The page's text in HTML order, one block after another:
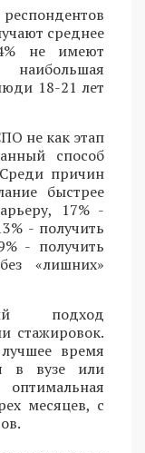
среднее
не имеют
18-21 лет
не как этап
способ
причин
быстрее
17% -
- получить
- получить
«лишних»
подход
стажировок.
время
в вузе или
месяцев, с